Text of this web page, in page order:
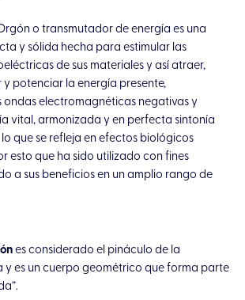
o transmutador de energía es una
y sólida hecha para estimular las
de sus materiales y así atraer,
potenciar la energía presente,
ondas electromagnéticas negativas y
vital, armonizada y en perfecta sintonía
que se refleja en efectos biológicos
esto que ha sido utilizado con fines
a sus beneficios en un amplio rango de
es considerado el pináculo de la
y es un cuerpo geométrico que forma parte